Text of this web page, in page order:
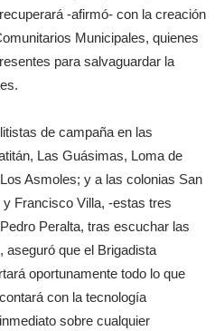
-afirmó- con la creación
Municipales, quienes
para salvaguardar la
de campaña en las
Las Guásimas, Loma de
Asmoles; y a las colonias San
Francisco Villa, -estas tres
Peralta, tras escuchar las
aseguró que el Brigadista
oportunamente todo lo que
con la tecnología
sobre cualquier